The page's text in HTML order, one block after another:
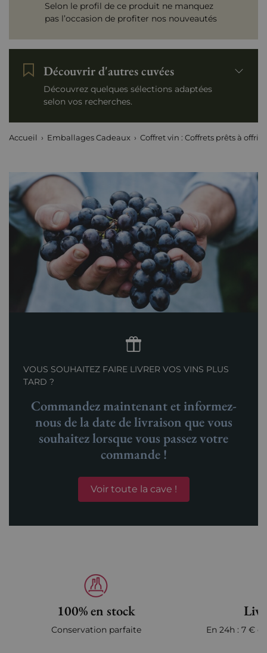
Selon le profil de ce produit ne manquez
pas l’occasion de profiter nos nouveautés
Découvrir d'autres cuvées
Découvrez quelques sélections adaptées
selon vos recherches.
Accueil Emballages Cadeaux Coffret vin : Coffrets prêts à offrir
VOUS SOUHAITEZ FAIRE LIVRER VOS VINS PLUS
TARD ?
Commandez maintenant et informez-
nous de la date de livraison que vous
souhaitez lorsque vous passez votre
commande !
Voir toute la cave !
100% en stock
Conservation parfaite En 24h : 7 €